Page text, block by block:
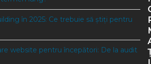
în 2025: Ce trebuie să știți pentru
website pentru începători: De la audit